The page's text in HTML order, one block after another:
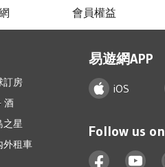
會員權益
訂房
酒
之星
外租車
易遊網APP
iOS
Follow us on